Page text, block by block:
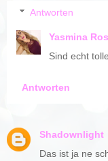
Antworten
Yasmina
Sind echt
Antworten
Shadownlight
Das ist ja ne